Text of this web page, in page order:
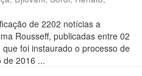
de 2202 notícias a
Rousseff, publicadas entre 02
foi instaurado o processo de
de 2016 ...